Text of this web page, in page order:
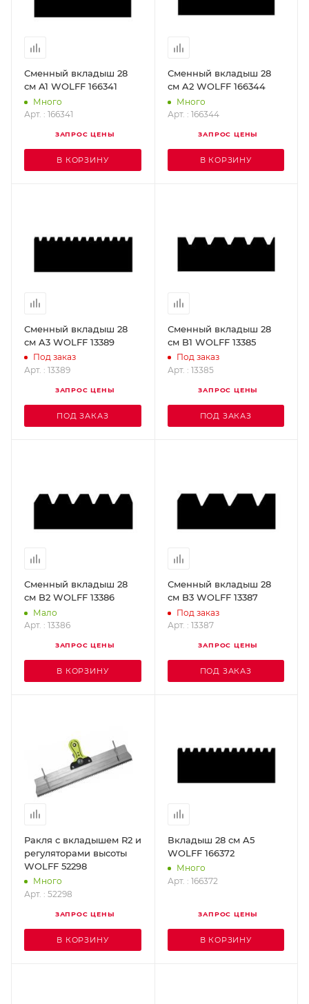
Сменный вкладыш 28
см A1 WOLFF 166341
Много
Арт. : 166341
ЗАПРОС ЦЕНЫ
В КОРЗИНУ
Сменный вкладыш 28
см A2 WOLFF 166344
Много
Арт. : 166344
ЗАПРОС ЦЕНЫ
В КОРЗИНУ
Сменный вкладыш 28
см A3 WOLFF 13389
Под заказ
Арт. : 13389
ЗАПРОС ЦЕНЫ
ПОД ЗАКАЗ
Сменный вкладыш 28
см B1 WOLFF 13385
Под заказ
Арт. : 13385
ЗАПРОС ЦЕНЫ
ПОД ЗАКАЗ
Сменный вкладыш 28
см B2 WOLFF 13386
Мало
Арт. : 13386
ЗАПРОС ЦЕНЫ
В КОРЗИНУ
Сменный вкладыш 28
см B3 WOLFF 13387
Под заказ
Арт. : 13387
ЗАПРОС ЦЕНЫ
ПОД ЗАКАЗ
Ракля с вкладышем R2 и
регуляторами высоты
WOLFF 52298
Много
Арт. : 52298
ЗАПРОС ЦЕНЫ
В КОРЗИНУ
Вкладыш 28 cм A5
WOLFF 166372
Много
Арт. : 166372
ЗАПРОС ЦЕНЫ
В КОРЗИНУ